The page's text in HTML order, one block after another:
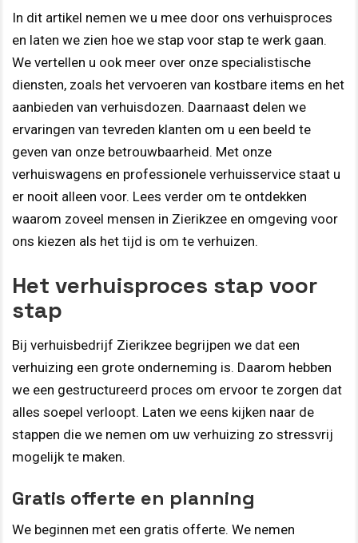
In dit artikel nemen we u mee door ons verhuisproces
en laten we zien hoe we stap voor stap te werk gaan.
We vertellen u ook meer over onze specialistische
diensten, zoals het vervoeren van kostbare items en het
aanbieden van verhuisdozen. Daarnaast delen we
ervaringen van tevreden klanten om u een beeld te
geven van onze betrouwbaarheid. Met onze
verhuiswagens en professionele verhuisservice staat u
er nooit alleen voor. Lees verder om te ontdekken
waarom zoveel mensen in Zierikzee en omgeving voor
ons kiezen als het tijd is om te verhuizen.
Het verhuisproces stap voor
stap
Bij verhuisbedrijf Zierikzee begrijpen we dat een
verhuizing een grote onderneming is. Daarom hebben
we een gestructureerd proces om ervoor te zorgen dat
alles soepel verloopt. Laten we eens kijken naar de
stappen die we nemen om uw verhuizing zo stressvrij
mogelijk te maken.
Gratis offerte en planning
We beginnen met een gratis offerte. We nemen